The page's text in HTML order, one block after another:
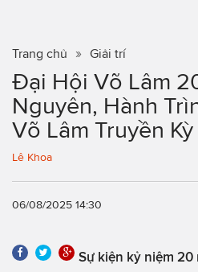
Trang chủ Giải trí
Đại Hội Võ Lâm
Nguyên, Hành
Võ Lâm Truyền
Lê Khoa
06/08/2025 14:30
Sự kiện kỷ niệm